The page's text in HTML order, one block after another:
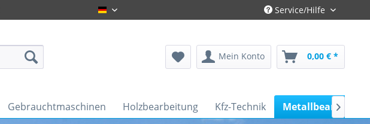
Gronau-Deutsch Service/Hilfe
Mein Konto 0,00 € *
Gebrauchtmaschinen Holzbearbeitung Kfz-Technik 